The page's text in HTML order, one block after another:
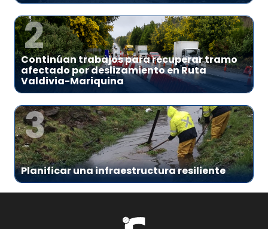
2
Continúan trabajos para recuperar tramo
afectado por deslizamiento en Ruta
Valdivia-Mariquina
3
Planificar una infraestructura resiliente